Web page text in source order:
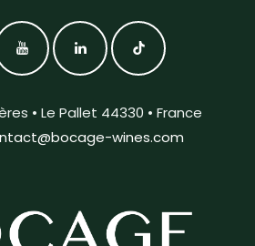
• Le Pallet 44330 • France
wines.com